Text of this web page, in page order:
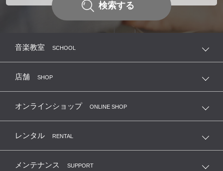
検索する
音楽教室 SCHOOL
店舗 SHOP
オンラインショップ ONLINE SHOP
レンタル RENTAL
メンテナンス SUPPORT